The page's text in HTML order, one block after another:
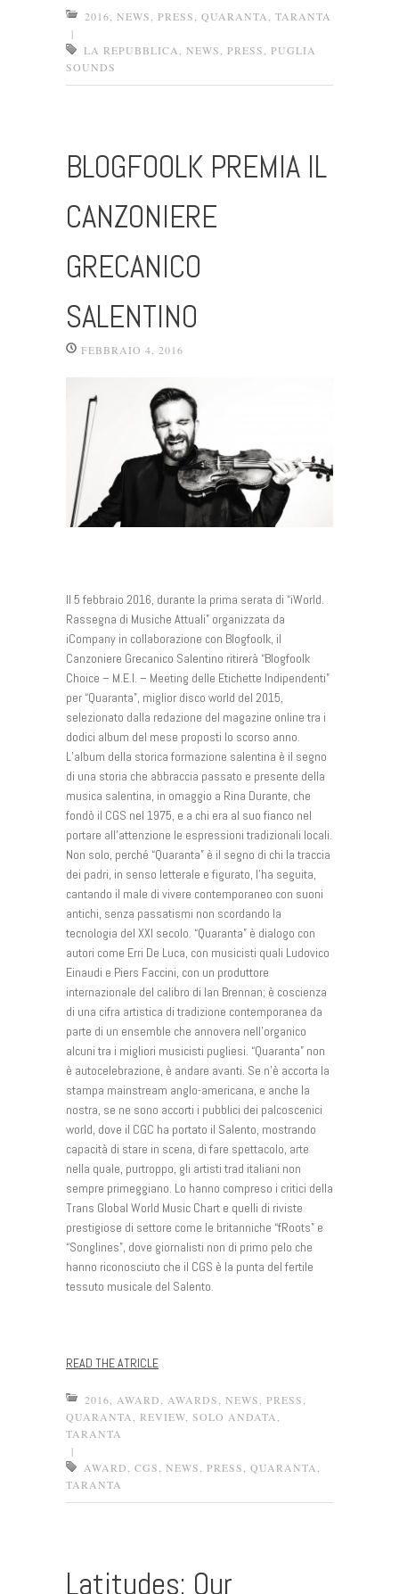
2016 NEWS PRESS QUARANTA
TARANTA
|
LA REPUBBLICA
NEWS PRESS
PUGLIA
SOUNDS
BLOGFOOLK PREMIA IL
CANZONIERE
GRECANICO
SALENTINO
FEBBRAIO 4, 2016
Il 5 febbraio 2016, durante la prima serata di “iWorld.
Rassegna di Musiche Attuali” organizzata da
iCompany in collaborazione con Blogfoolk, il
Canzoniere Grecanico Salentino ritirerà “Blogfoolk
Choice – M.E.I. – Meeting delle Etichette Indipendenti”
per “Quaranta”, miglior disco world del 2015,
selezionato dalla redazione del magazine online tra i
dodici album del mese proposti lo scorso anno.
L’album della storica formazione salentina è il segno
di una storia che abbraccia passato e presente della
musica salentina, in omaggio a Rina Durante, che
fondò il CGS nel 1975, e a chi era al suo fianco nel
portare all’attenzione le espressioni tradizionali locali.
Non solo, perché “Quaranta” è il segno di chi la traccia
dei padri, in senso letterale e figurato, l’ha seguita,
cantando il male di vivere contemporaneo con suoni
antichi, senza passatismi non scordando la
tecnologia del XXI secolo. “Quaranta” è dialogo con
autori come Erri De Luca, con musicisti quali Ludovico
Einaudi e Piers Faccini, con un produttore
internazionale del calibro di Ian Brennan; è coscienza
di una cifra artistica di tradizione contemporanea da
parte di un ensemble che annovera nell’organico
alcuni tra i migliori musicisti pugliesi. “Quaranta” non
è autocelebrazione, è andare avanti. Se n’è accorta la
stampa mainstream anglo-americana, e anche la
nostra, se ne sono accorti i pubblici dei palcoscenici
world, dove il CGC ha portato il Salento, mostrando
capacità di stare in scena, di fare spettacolo, arte
nella quale, purtroppo, gli artisti trad italiani non
sempre primeggiano. Lo hanno compreso i critici della
Trans Global World Music Chart e quelli di riviste
prestigiose di settore come le britanniche “fRoots” e
“Songlines”, dove giornalisti non di primo pelo che
hanno riconosciuto che il CGS è la punta del fertile
tessuto musicale del Salento.
READ THE ATRICLE
2016, AWARD, AWARDS, NEWS, PRESS,
QUARANTA, REVIEW, SOLO ANDATA,
TARANTA
|
AWARD, CGS, NEWS, PRESS, QUARANTA,
TARANTA
Latitudes: Our